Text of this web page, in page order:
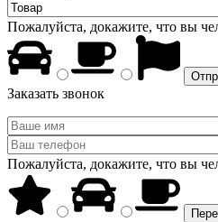
Пожалуйста, докажите, что вы
Заказать звонок
Пожалуйста, докажите, что вы